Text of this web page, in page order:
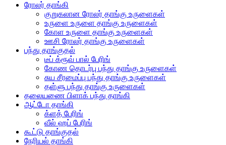
ரோலர் தாங்கி
குறுகலான ரோலர் தாங்கு உருளைகள்
உருளை உருளை தாங்கு உருளைகள்
கோள உருளை தாங்கு உருளைகள்
ஊசி ரோலர் தாங்கு உருளைகள்
பந்து தாங்குதல்
டீப் க்ரூவ் பால் பேரிங்
கோண தொடர்பு பந்து தாங்கு உருளைகள்
சுய சீரமைப்பு பந்து தாங்கு உருளைகள்
தள்ளு பந்து தாங்கு உருளைகள்
தலையணை பிளாக் பந்து தாங்கி
ஆட்டோ தாங்கி
க்ளத் பேரிங்
வீல் ஹப் பேரிங்
கூட்டு தாங்குதல்
நேரியல் தாங்கி